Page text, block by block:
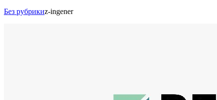
Без рубрикиz-ingener